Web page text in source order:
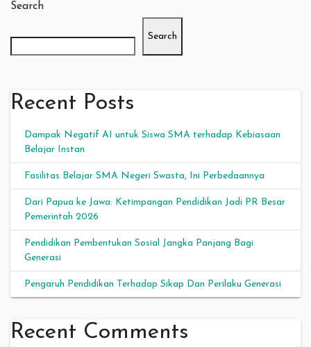
Search
Search
Recent Posts
Dampak Negatif AI untuk Siswa SMA terhadap Kebiasaan
Belajar Instan
Fasilitas Belajar SMA Negeri Swasta, Ini Perbedaannya
Dari Papua ke Jawa: Ketimpangan Pendidikan Jadi PR Besar
Pemerintah 2026
Pendidikan Pembentukan Sosial Jangka Panjang Bagi
Generasi
Pengaruh Pendidikan Terhadap Sikap Dan Perilaku Generasi
Recent Comments